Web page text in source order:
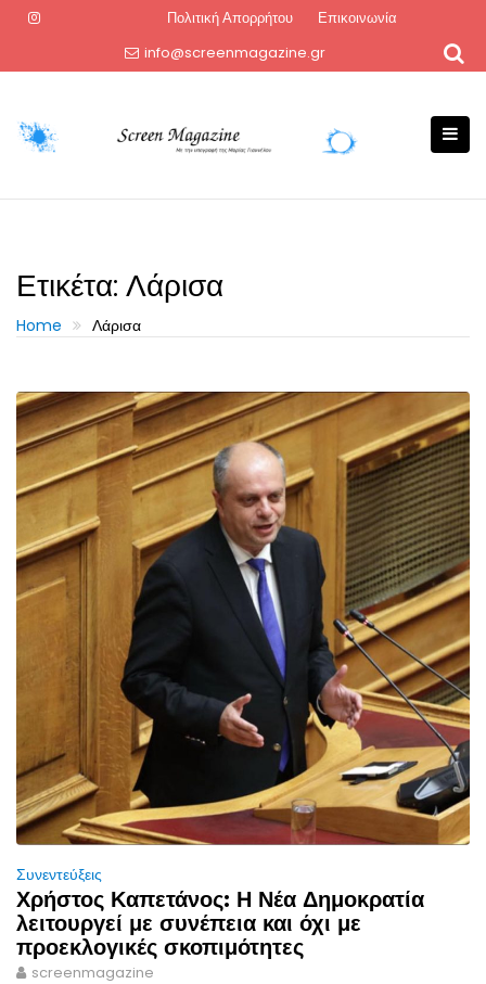
Πολιτική Απορρήτου
Επικοινωνία
info@screenmagazine.gr
Ετικέτα: Λάρισα
Home Λάρισα
Συνεντεύξεις
Χρήστος Καπετάνος: Η Νέα Δημοκρατία
λειτουργεί με συνέπεια και όχι με
προεκλογικές σκοπιμότητες
screenmagazine